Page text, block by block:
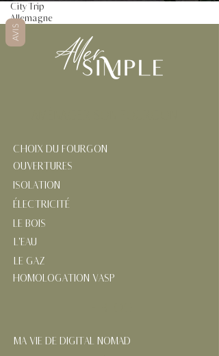
City Trip
Allemagne
CHOIX DU FOURGON
OUVERTURES
ISOLATION
ÉLECTRICITÉ
LE BOIS
L'EAU
LE GAZ
HOMOLOGATION VASP
MA VIE DE DIGITAL NOMAD
AVIS